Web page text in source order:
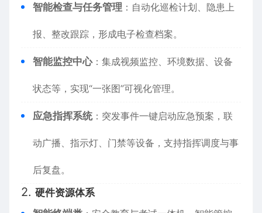
智能检查与任务管理 ：自动化巡检计划、隐患上
报、整改跟踪，形成电子检查档案。
智能监控中心：集成视频监控、环境数据、设备
状态等，实现“一张图”可视化管理。
应急指挥系统：突发事件一键启动应急预案，联
动广播、指示灯、门禁等设备，支持指挥调度与事
后复盘。
2. 硬件资源体系